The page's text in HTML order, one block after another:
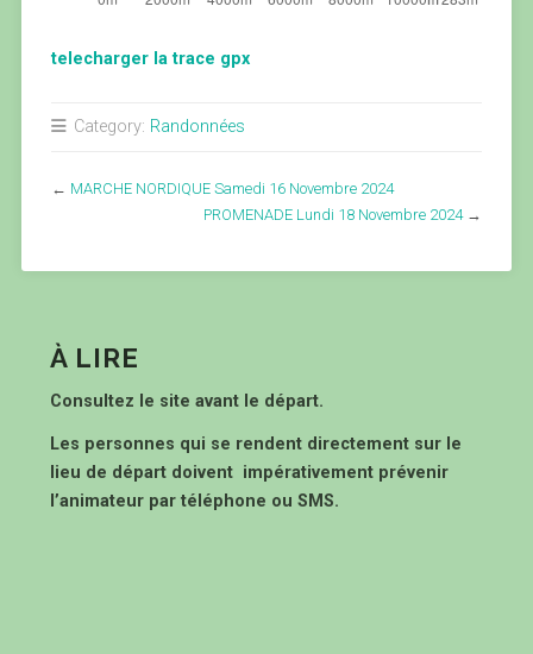
telecharger la trace gpx
Category: Randonnées
← MARCHE NORDIQUE Samedi 16 Novembre 2024
PROMENADE Lundi 18 Novembre 2024→
À LIRE
Consultez le site avant le départ.
Les personnes qui se rendent directement sur le
lieu de départ doivent impérativement prévenir
l’animateur par téléphone ou SMS.